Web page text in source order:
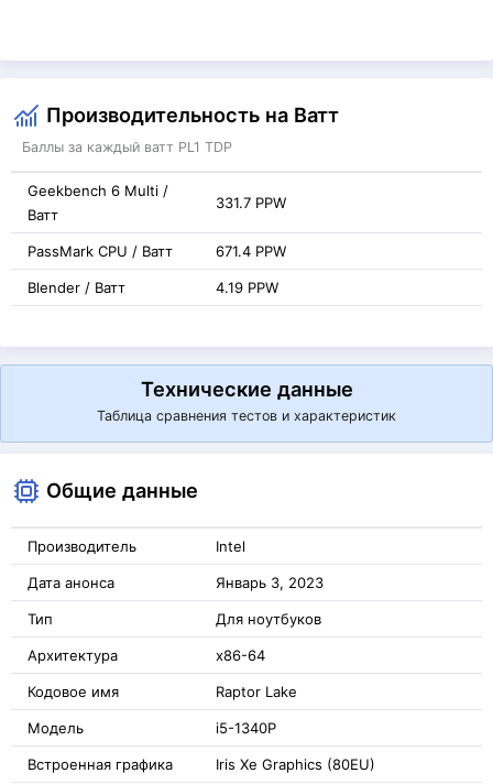
Производительность на Ватт
Баллы за каждый ватт PL1 TDP
Geekbench 6 Multi /
Ватт
331.7 PPW
PassMark CPU / Ватт 671.4 PPW
Blender / Ватт 4.19 PPW
Технические данные
Таблица сравнения тестов и характеристик
Общие данные
Производитель Intel
Дата анонса Январь 3, 2023
Тип Для ноутбуков
Архитектура x86-64
Кодовое имя Raptor Lake
Модель i5-1340P
Встроенная графика Iris Xe Graphics (80EU)